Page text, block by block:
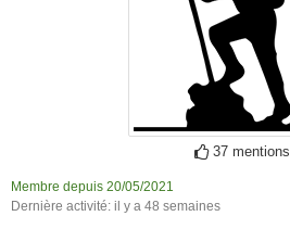
37 mentions
Membre depuis 20/05/2021
Dernière activité: il y a 48 semaines